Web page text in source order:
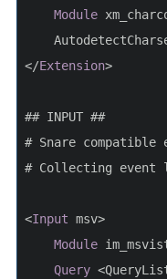
Module
</Extension>
## INPUT ##
# Snare compatible
# Collecting event
<Input msv>
Module
Query